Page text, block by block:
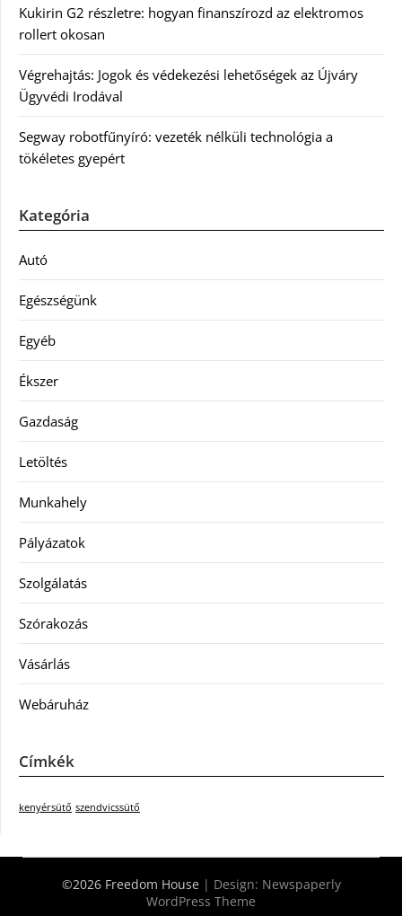
Kukirin G2 részletre: hogyan finanszírozd az elektromos
rollert okosan
Végrehajtás: Jogok és védekezési lehetőségek az Újváry
Ügyvédi Irodával
Segway robotfűnyíró: vezeték nélküli technológia a
tökéletes gyepért
Kategória
Autó
Egészségünk
Egyéb
Ékszer
Gazdaság
Letöltés
Munkahely
Pályázatok
Szolgálatás
Szórakozás
Vásárlás
Webáruház
Címkék
kenyérsütő szendvicssütő
©2026 Freedom House | Design: Newspaperly
WordPress Theme